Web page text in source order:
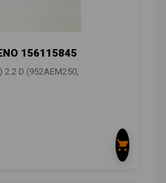
156115845
2.2 D (952AEM250,